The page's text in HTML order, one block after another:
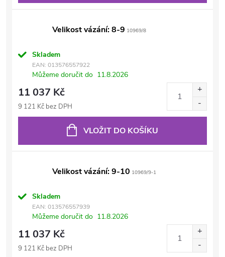
Velikost vázání: 8-9 10969/8
Skladem
EAN: 013576557922
Můžeme doručit do 11.8.2026
11 037 Kč
9 121 Kč bez DPH
VLOŽIT DO KOŠÍKU
Velikost vázání: 9-10 10969/9-1
Skladem
EAN: 013576557939
Můžeme doručit do 11.8.2026
11 037 Kč
9 121 Kč bez DPH